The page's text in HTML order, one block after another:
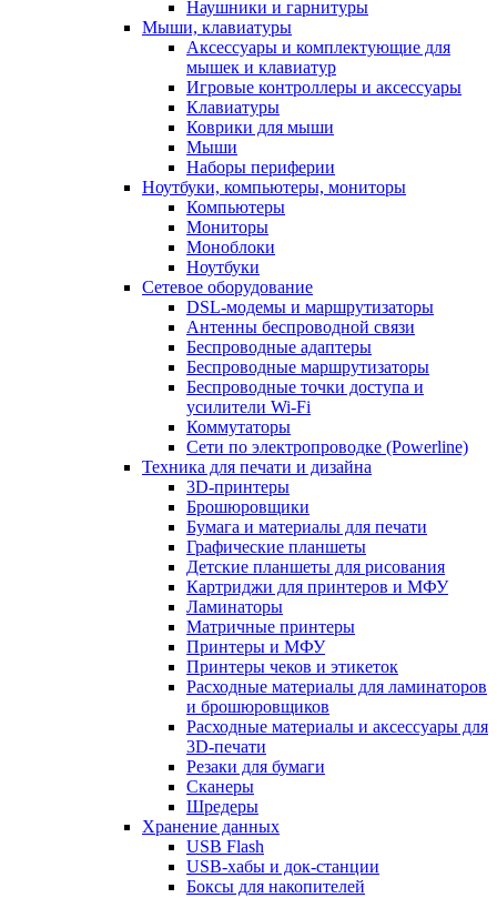
Наушники и гарнитуры
Мыши, клавиатуры
Аксессуары и комплектующие для
мышек и клавиатур
Игровые контроллеры и аксессуары
Клавиатуры
Коврики для мыши
Мыши
Наборы периферии
Ноутбуки, компьютеры, мониторы
Компьютеры
Мониторы
Моноблоки
Ноутбуки
Сетевое оборудование
DSL-модемы и маршрутизаторы
Антенны беспроводной связи
Беспроводные адаптеры
Беспроводные маршрутизаторы
Беспроводные точки доступа и
усилители Wi-Fi
Коммутаторы
Сети по электропроводке (Powerline)
Техника для печати и дизайна
3D-принтеры
Брошюровщики
Бумага и материалы для печати
Графические планшеты
Детские планшеты для рисования
Картриджи для принтеров и МФУ
Ламинаторы
Матричные принтеры
Принтеры и МФУ
Принтеры чеков и этикеток
Расходные материалы для ламинаторов
и брошюровщиков
Расходные материалы и аксессуары для
3D-печати
Резаки для бумаги
Сканеры
Шредеры
Хранение данных
USB Flash
USB-хабы и док-станции
Боксы для накопителей